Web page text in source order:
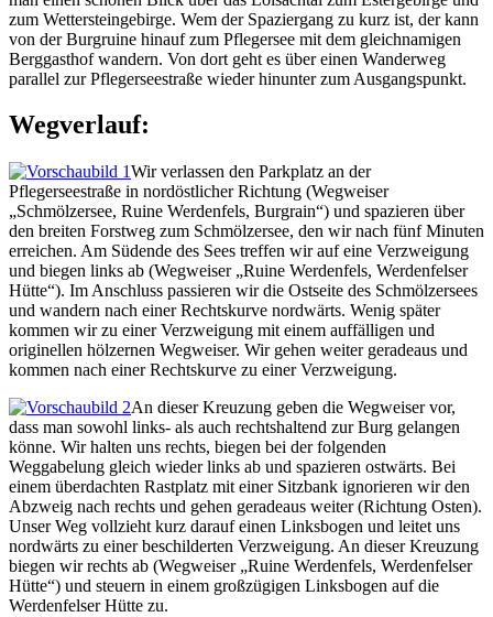
zum Wettersteingebirge. Wem der Spaziergang zu kurz ist, der kann
von der Burgruine hinauf zum Pflegersee mit dem gleichnamigen
Berggasthof wandern. Von dort geht es über einen Wanderweg
parallel zur Pflegerseestraße wieder hinunter zum Ausgangspunkt.
Wegverlauf:
Wir verlassen den Parkplatz an der
Pflegerseestraße in nordöstlicher Richtung (Wegweiser
„Schmölzersee, Ruine Werdenfels, Burgrain“) und spazieren über
den breiten Forstweg zum Schmölzersee, den wir nach fünf Minuten
erreichen. Am Südende des Sees treffen wir auf eine Verzweigung
und biegen links ab (Wegweiser „Ruine Werdenfels, Werdenfelser
Hütte“). Im Anschluss passieren wir die Ostseite des Schmölzersees
und wandern nach einer Rechtskurve nordwärts. Wenig später
kommen wir zu einer Verzweigung mit einem auffälligen und
originellen hölzernen Wegweiser. Wir gehen weiter geradeaus und
kommen nach einer Rechtskurve zu einer Verzweigung.
An dieser Kreuzung geben die Wegweiser vor,
dass man sowohl links- als auch rechtshaltend zur Burg gelangen
könne. Wir halten uns rechts, biegen bei der folgenden
Weggabelung gleich wieder links ab und spazieren ostwärts. Bei
einem überdachten Rastplatz mit einer Sitzbank ignorieren wir den
Abzweig nach rechts und gehen geradeaus weiter (Richtung Osten).
Unser Weg vollzieht kurz darauf einen Linksbogen und leitet uns
nordwärts zu einer beschilderten Verzweigung. An dieser Kreuzung
biegen wir rechts ab (Wegweiser „Ruine Werdenfels, Werdenfelser
Hütte“) und steuern in einem großzügigen Linksbogen auf die
Werdenfelser Hütte zu.